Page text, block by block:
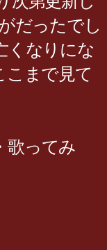
だったでし
くなりにな
こまで見て
歌ってみ